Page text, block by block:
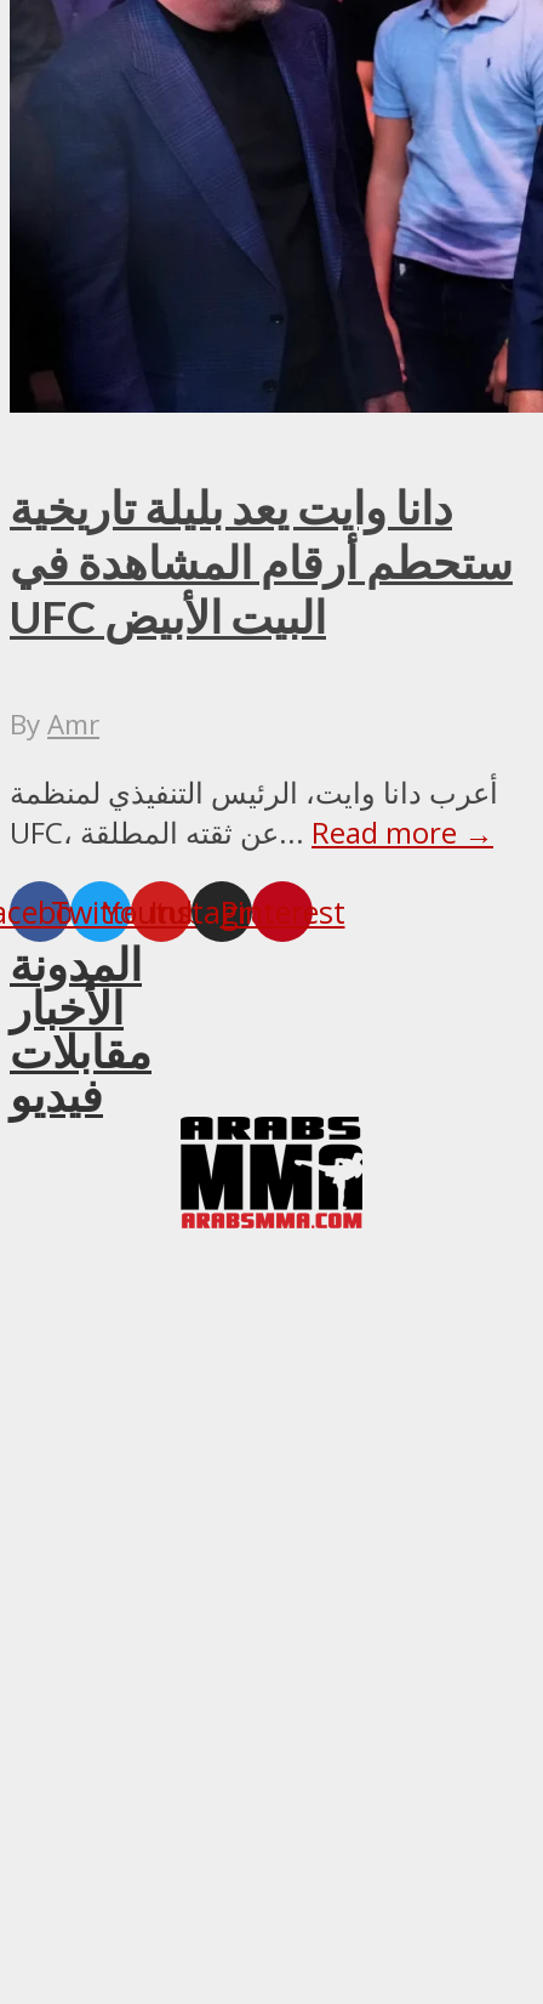
دانا وايت يعد بليلة تاريخية
ستحطم أرقام المشاهدة في
UFC البيت الأبيض
ByAmr
أعرب دانا وايت، الرئيس التنفيذي لمنظمة
UFC، عن ثقته المطلقة... Read more →
TwitterYoutube
Instagram
Pinterest
المدونة
الأخبار
مقابلات
فيديو